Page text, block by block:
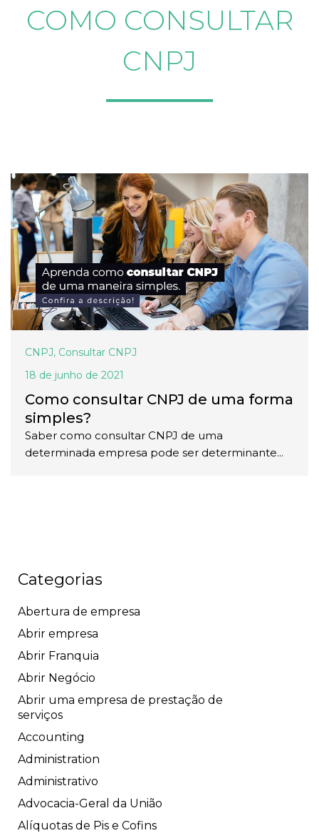
COMO CONSULTAR
CNPJ
CNPJ, Consultar CNPJ
18 de junho de 2021
Como consultar CNPJ de uma forma
simples?
Saber como consultar CNPJ de uma
determinada empresa pode ser determinante...
Categorias
Abertura de empresa
Abrir empresa
Abrir Franquia
Abrir Negócio
Abrir uma empresa de prestação de
serviços
Accounting
Administration
Administrativo
Advocacia-Geral da União
Alíquotas de Pis e Cofins